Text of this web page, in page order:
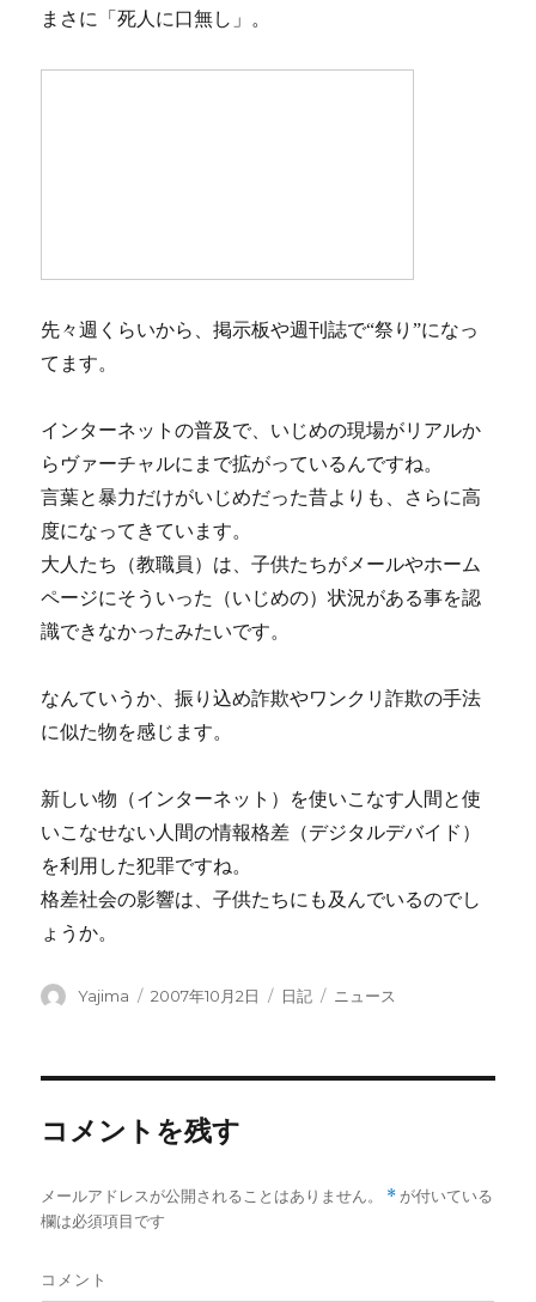
まさに「死人に口無し」。
先々週くらいから、掲示板や週刊誌で“祭り”になっ
てます。
インターネットの普及で、いじめの現場がリアルか
らヴァーチャルにまで拡がっているんですね。
言葉と暴力だけがいじめだった昔よりも、さらに高
度になってきています。
大人たち（教職員）は、子供たちがメールやホーム
ページにそういった（いじめの）状況がある事を認
識できなかったみたいです。
なんていうか、振り込め詐欺やワンクリ詐欺の手法
に似た物を感じます。
新しい物（インターネット）を使いこなす人間と使
いこなせない人間の情報格差（デジタルデバイド）
を利用した犯罪ですね。
格差社会の影響は、子供たちにも及んでいるのでし
ょうか。
投
Yajima
投
2007年10月2日
カ
リ
日記
タ
ニュース
コメントを残す
メールアドレスが公開されることはありません。 *が付いている
欄は必須項目です
コメント